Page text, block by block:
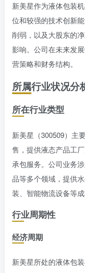
新美星作为液体包装
位和较强的技术创新
削弱，以及大股东的
影响。公司在未来发
营策略和财务结构。
所属行业状况分
所在行业类型
新美星（300509）主
售，提供液态产品工
承包服务。公司业务
品等多个领域，提供
装、智能物流设备等
行业周期性
经济周期
新美星所处的液体包